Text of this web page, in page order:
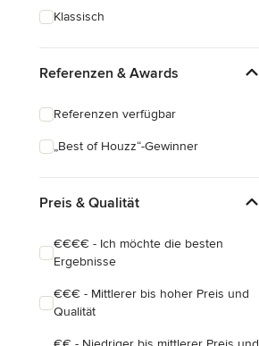
Klassisch
Referenzen & Awards
Referenzen verfügbar
„Best of Houzz“-Gewinner
Preis & Qualität
€€€€ - Ich möchte die besten
Ergebnisse
€€€ - Mittlerer bis hoher Preis und
Qualität